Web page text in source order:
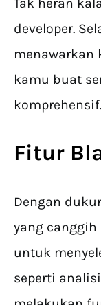
Tak heran
developer.
menawarkan
kamu buat
komprehensif.
Fitur
Dengan
yang
untuk
seperti